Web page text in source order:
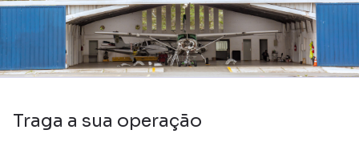
Traga a sua operação